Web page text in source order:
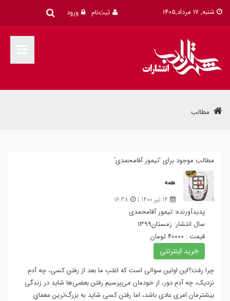
شنبه, 17 مرداد,1405 ثبت‌نام ورود
مطالب
مطالب موجود برای 'تیمور آقامحمدی'
همه
پدیدآورنده: تیمور آقامحمدی
سال انتشار: زمستان1399
قیمت : 40000 تومان
خرید اینترنتی
چرا رفت؟این اولین سوالی است که اغلبِ ما بعد از رفتنِ کسی، چه آدمِ
نزدیک، چه آدمِ دور، از خودمان می‌پرسیم.رفتن بعضی‌ها شاید در زندگی
بیشترمان امری عادی باشد، اما رفتنِ کسی شاید به بزرگ‌ترین معمایِ